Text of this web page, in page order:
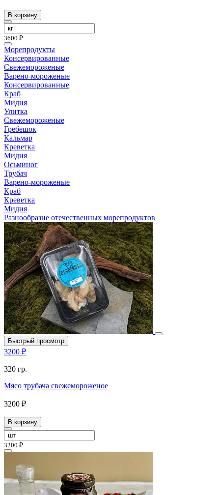
В корзину
3600 ₽
Морепродукты
Консервированные
Свежемороженые
Варено-мороженые
Консервированные
Краб
Мидия
Улитка
Свежемороженые
Гребешок
Кальмар
Креветка
Мидия
Осьминог
Трубач
Варено-мороженые
Краб
Креветка
Мидия
Разнообразие отечественных морепродуктов
Быстрый просмотр
3200 ₽
320 гр.
Мясо трубача свежемороженое
3200 ₽
В корзину
3200 ₽